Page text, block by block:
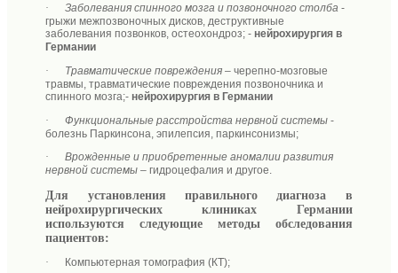
·
Заболевания спинного мозга и позвоночного столба -
грыжи межпозвоночных дисков, деструктивные
заболевания позвонков, остеохондроз; -нейрохирургия в
Германии
·
Травматические повреждения – черепно-мозговые
травмы, травматические повреждения позвоночника и
спинного мозга;-нейрохирургия в Германии
·
Функциональные расстройства нервной системы -
болезнь Паркинсона, эпилепсия, паркинсонизмы;
·
Врожденные и приобретенные аномалии развития
нервной системы – гидроцефалия и другое.
Для установления правильного диагноза в
нейрохирургических клиниках Германии
используются следующие методы обследования
пациентов:
· Компьютерная томография (КТ);